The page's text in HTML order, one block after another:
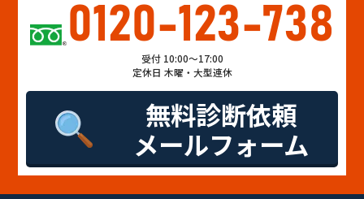
0120-123-738
受付 10:00～17:00
定休日 木曜・大型連休
無料診断依頼
メールフォーム